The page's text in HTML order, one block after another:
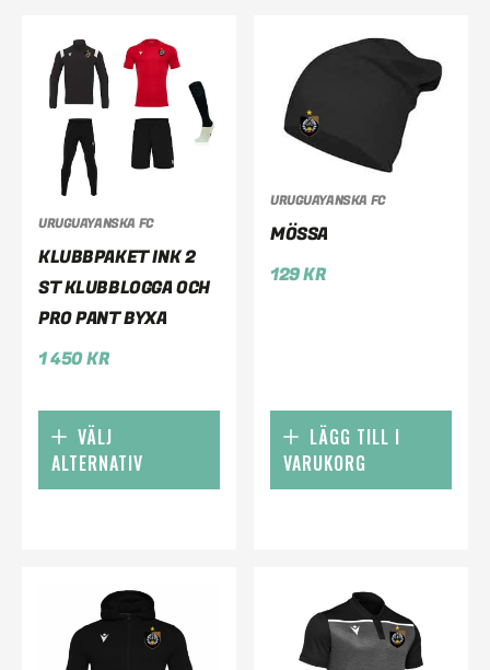
URUGUAYANSKA FC
KLUBBPAKET INK 2
ST KLUBBLOGGA OCH
PRO PANT BYXA
1 450KR
VÄLJ
ALTERNATIV
URUGUAYANSKA FC
MÖSSA
129KR
LÄGG TILL I
VARUKORG